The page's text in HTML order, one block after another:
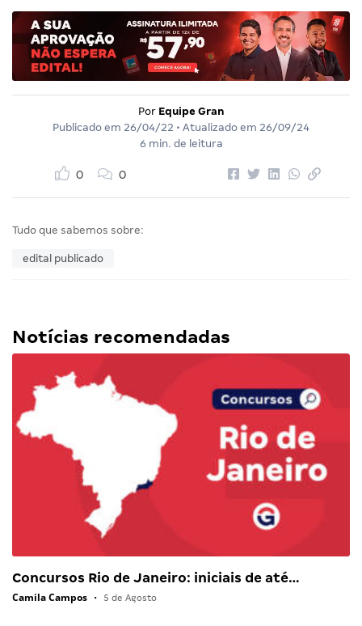
Por Equipe Gran
Publicado em 26/04/22 • Atualizado em 26/09/24
6 min. de leitura
0 0
Tudo que sabemos sobre:
edital publicado
Notícias recomendadas
Concursos Rio de Janeiro: iniciais de até…
Camila Campos • 5 de Agosto